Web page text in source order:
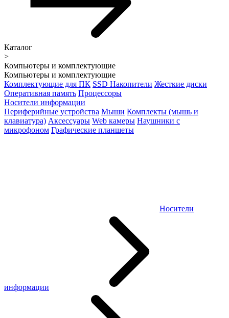
Каталог
>
Компьютеры и комплектующие
Компьютеры и комплектующие
Комплектующие для ПК SSD Накопители Жесткие диски
Оперативная память Процессоры
Носители информации
Периферийные устройства Мыши Комплекты (мышь и
клавиатура) Аксессуары Web камеры Наушники с
микрофоном Графические планшеты
Носители
информации